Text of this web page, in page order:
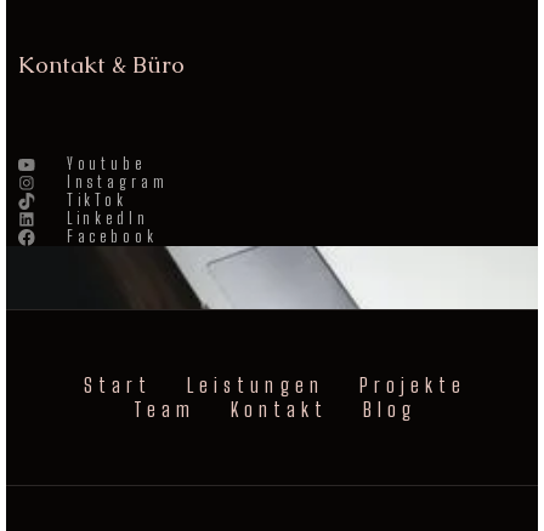
Kontakt & Büro
Youtube
Instagram
TikTok
LinkedIn
Facebook
Start Leistungen
Projekte
Team
Kontakt Blog